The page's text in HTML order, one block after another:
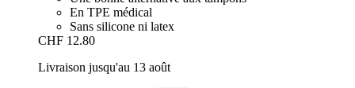
En TPE médical
Sans silicone ni latex
CHF 12.80
Livraison jusqu'au 13 août